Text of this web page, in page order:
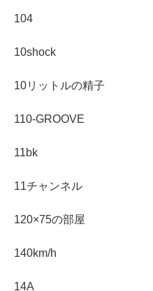
104
10shock
10リットルの精子
110-GROOVE
11bk
11チャンネル
120×75の部屋
140km/h
14A